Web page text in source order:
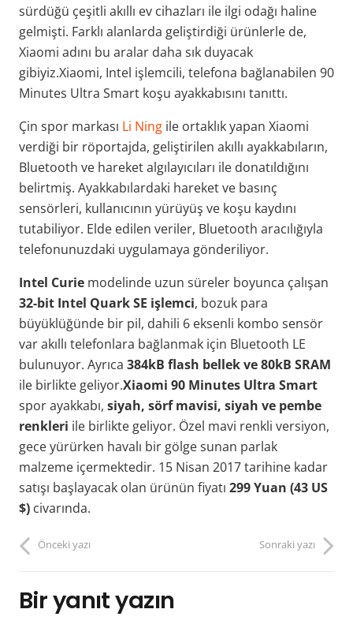
sürdüğü çeşitli akıllı ev cihazları ile ilgi odağı haline
gelmişti. Farklı alanlarda geliştirdiği ürünlerle de,
Xiaomi adını bu aralar daha sık duyacak
gibiyiz.Xiaomi, Intel işlemcili, telefona bağlanabilen 90
Minutes Ultra Smart koşu ayakkabısını tanıttı.
Çin spor markası Li Ning ile ortaklık yapan Xiaomi
verdiği bir röportajda, geliştirilen akıllı ayakkabıların,
Bluetooth ve hareket algılayıcıları ile donatıldığını
belirtmiş. Ayakkabılardaki hareket ve basınç
sensörleri, kullanıcının yürüyüş ve koşu kaydını
tutabiliyor. Elde edilen veriler, Bluetooth aracılığıyla
telefonunuzdaki uygulamaya gönderiliyor.
Intel Curie modelinde uzun süreler boyunca çalışan
32-bit Intel Quark SE işlemci, bozuk para
büyüklüğünde bir pil, dahili 6 eksenli kombo sensör
var akıllı telefonlara bağlanmak için Bluetooth LE
bulunuyor. Ayrıca 384kB flash bellek ve 80kB SRAM
ile birlikte geliyor.Xiaomi 90 Minutes Ultra Smart
spor ayakkabı, siyah, sörf mavisi, siyah ve pembe
renkleri ile birlikte geliyor. Özel mavi renkli versiyon,
gece yürürken havalı bir gölge sunan parlak
malzeme içermektedir. 15 Nisan 2017 tarihine kadar
satışı başlayacak olan ürünün fiyatı 299 Yuan (43 US
$) civarında.
Önceki yazı Sonraki yazı
Bir yanıt yazın